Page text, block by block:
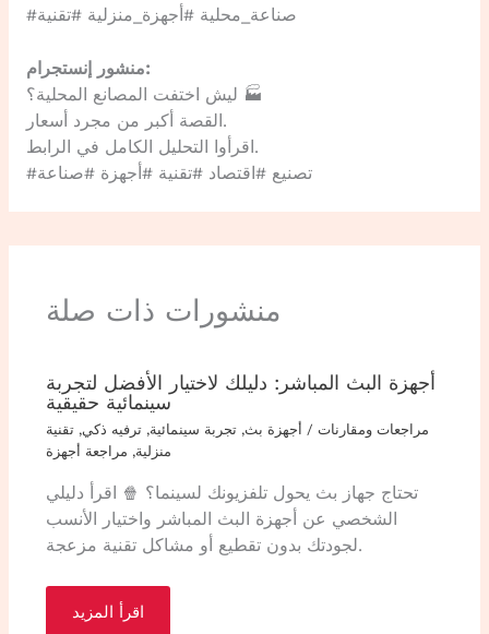
#صناعة_محلية #أجهزة_منزلية #تقنية
منشور إنستجرام:
ليش اختفت المصانع المحلية؟ 🏭
القصة أكبر من مجرد أسعار.
اقرأوا التحليل الكامل في الرابط.
#تصنيع #اقتصاد #تقنية #أجهزة #صناعة
منشورات ذات صلة
أجهزة البث المباشر: دليلك لاختيار الأفضل لتجربة
سينمائية حقيقية
مراجعات ومقارنات / أجهزة بث,تجربة سينمائية,ترفيه ذكي,تقنية
منزلية, مراجعة أجهزة
تحتاج جهاز بث يحول تلفزيونك لسينما؟ 🍿 اقرأ دليلي
الشخصي عن أجهزة البث المباشر واختيار الأنسب
لجودتك بدون تقطيع أو مشاكل تقنية مزعجة.
اقرأ المزيد